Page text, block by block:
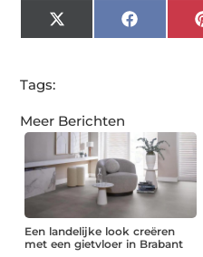
X
(Twitter)
Facebook
Tags:
Meer Berichten
Een landelijke look creëren
met een gietvloer in Brabant